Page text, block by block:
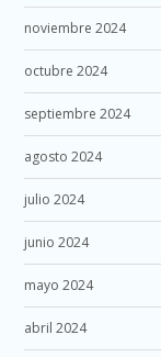
noviembre 2024
octubre 2024
septiembre 2024
agosto 2024
julio 2024
junio 2024
mayo 2024
abril 2024